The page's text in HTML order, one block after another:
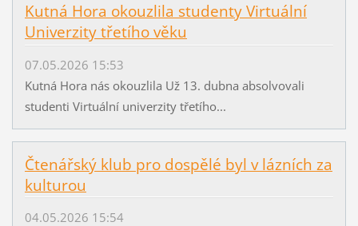
Kutná Hora okouzlila studenty Virtuální
Univerzity třetího věku
07.05.2026 15:53
Kutná Hora nás okouzlila Už 13. dubna absolvovali
studenti Virtuální univerzity třetího...
Čtenářský klub pro dospělé byl v lázních za
kulturou
04.05.2026 15:54